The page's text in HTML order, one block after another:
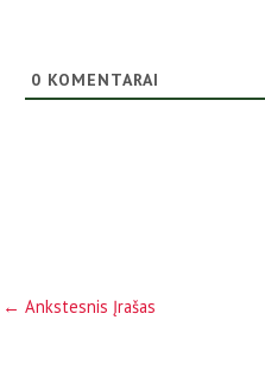
0 KOMENTARAI
← Ankstesnis Įrašas